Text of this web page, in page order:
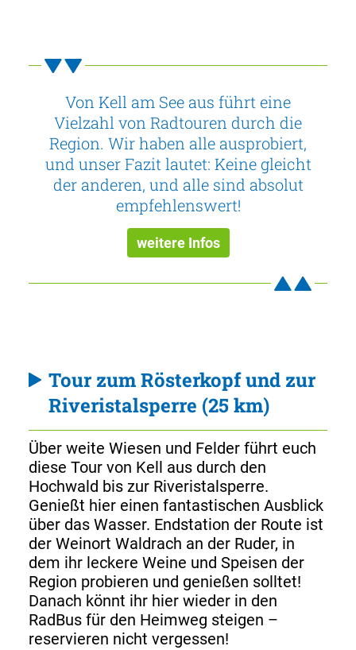
Von Kell am See aus führt eine
Vielzahl von Radtouren durch die
Region. Wir haben alle ausprobiert,
und unser Fazit lautet: Keine gleicht
der anderen, und alle sind absolut
empfehlenswert!
weitere Infos
Tour zum Rösterkopf und zur
Riveristalsperre (25 km)
Über weite Wiesen und Felder führt euch
diese Tour von Kell aus durch den
Hochwald bis zur Riveristalsperre.
Genießt hier einen fantastischen Ausblick
über das Wasser. Endstation der Route ist
der Weinort Waldrach an der Ruder, in
dem ihr leckere Weine und Speisen der
Region probieren und genießen solltet!
Danach könnt ihr hier wieder in den
RadBus für den Heimweg steigen –
reservieren nicht vergessen!